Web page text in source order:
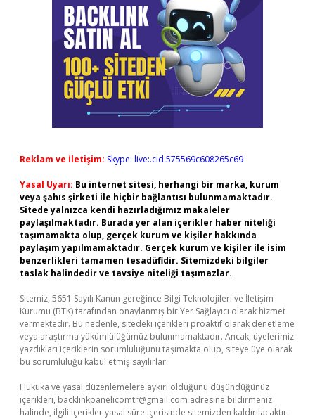
Reklam ve İletişim: Skype: live:.cid.575569c608265c69
Yasal Uyarı: Bu internet sitesi, herhangi bir marka, kurum
veya şahıs şirketi ile hiçbir bağlantısı bulunmamaktadır.
Sitede yalnızca kendi hazırladığımız makaleler
paylaşılmaktadır. Burada yer alan içerikler haber niteliği
taşımamakta olup, gerçek kurum ve kişiler hakkında
paylaşım yapılmamaktadır. Gerçek kurum ve kişiler ile isim
benzerlikleri tamamen tesadüfidir. Sitemizdeki bilgiler
taslak halindedir ve tavsiye niteliği taşımazlar.
Sitemiz, 5651 Sayılı Kanun gereğince Bilgi Teknolojileri ve İletişim
Kurumu (BTK) tarafından onaylanmış bir Yer Sağlayıcı olarak hizmet
vermektedir. Bu nedenle, sitedeki içerikleri proaktif olarak denetleme
veya araştırma yükümlülüğümüz bulunmamaktadır. Ancak, üyelerimiz
yazdıkları içeriklerin sorumluluğunu taşımakta olup, siteye üye olarak
bu sorumluluğu kabul etmiş sayılırlar.
Hukuka ve yasal düzenlemelere aykırı olduğunu düşündüğünüz
içerikleri, backlinkpanelicomtr@gmail.com adresine bildirmeniz
halinde, ilgili içerikler yasal süre içerisinde sitemizden kaldırılacaktır.